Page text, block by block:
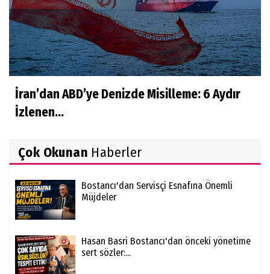
İran’dan ABD’ye Denizde Misilleme: 6 Aydır
İzlenen...
Çok Okunan Haberler
Bostancı'dan Servisçi Esnafına Önemli
Müjdeler
Hasan Basri Bostancı'dan önceki yönetime
sert sözler:...